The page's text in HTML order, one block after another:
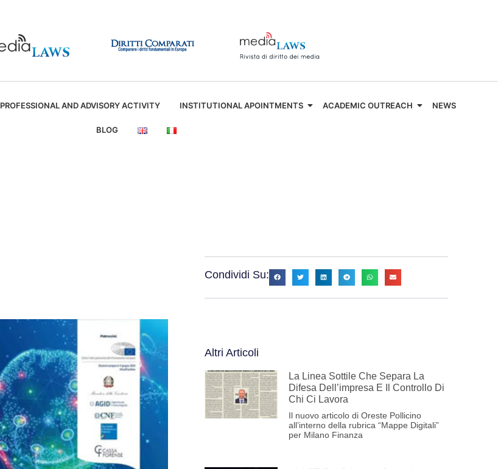
PROFESSIONAL AND ADVISORY ACTIVITY INSTITUTIONAL APOINTMENTS ACADEMIC OUTREACH NEWS
BLOG
Condividi Su:
Altri Articoli
La Linea Sottile Che Separa La
Difesa Dell’impresa E Il Controllo Di
Chi Ci Lavora
Il nuovo articolo di Oreste Pollicino
all’interno della rubrica “Mappe Digitali”
per Milano Finanza